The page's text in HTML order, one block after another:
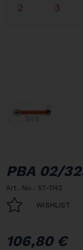
PBA 02/
Art. No.: 57-1142
WISHLIST
106,80 €